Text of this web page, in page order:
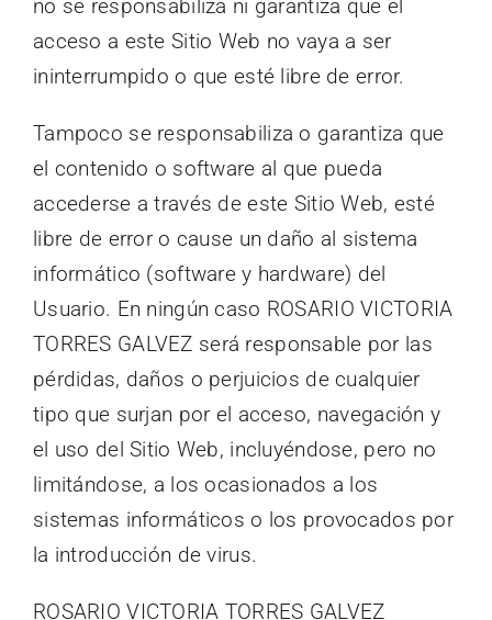
no se responsabiliza ni garantiza que el
acceso a este Sitio Web no vaya a ser
ininterrumpido o que esté libre de error.
Tampoco se responsabiliza o garantiza que
el contenido o software al que pueda
accederse a través de este Sitio Web, esté
libre de error o cause un daño al sistema
informático (software y hardware) del
Usuario. En ningún caso ROSARIO VICTORIA
TORRES GALVEZ será responsable por las
pérdidas, daños o perjuicios de cualquier
tipo que surjan por el acceso, navegación y
el uso del Sitio Web, incluyéndose, pero no
limitándose, a los ocasionados a los
sistemas informáticos o los provocados por
la introducción de virus.
ROSARIO VICTORIA TORRES GALVEZ